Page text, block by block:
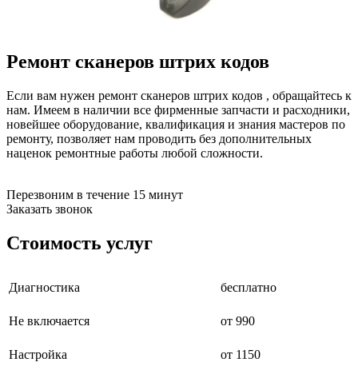
бензорезов
беспроводных систем мониторинга
беспроводных систем презентаций
бетоноломов
бетономешалок
безменов
блендеров
блинниц
блоков коммутации
блоков управления
бормашин
Ремонт сканеров штрих кодов
Если вам нужен ремонт сканеров штрих кодов , обращайтесь к
нам. Имеем в наличии все фирменные запчасти и расходники,
новейшее оборудование, квалификация и знания мастеров по
ремонту, позволяет нам проводить без дополнительных
наценок ремонтные работы любой сложности.
Перезвоним в течение 15 минут
Заказать звонок
Стоимость услуг
Диагностика бесплатно
Не включается от 990
Настройка от 1150